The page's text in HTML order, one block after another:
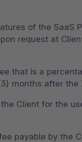
of the
request at
that is a
months after
Client for the
payable by the